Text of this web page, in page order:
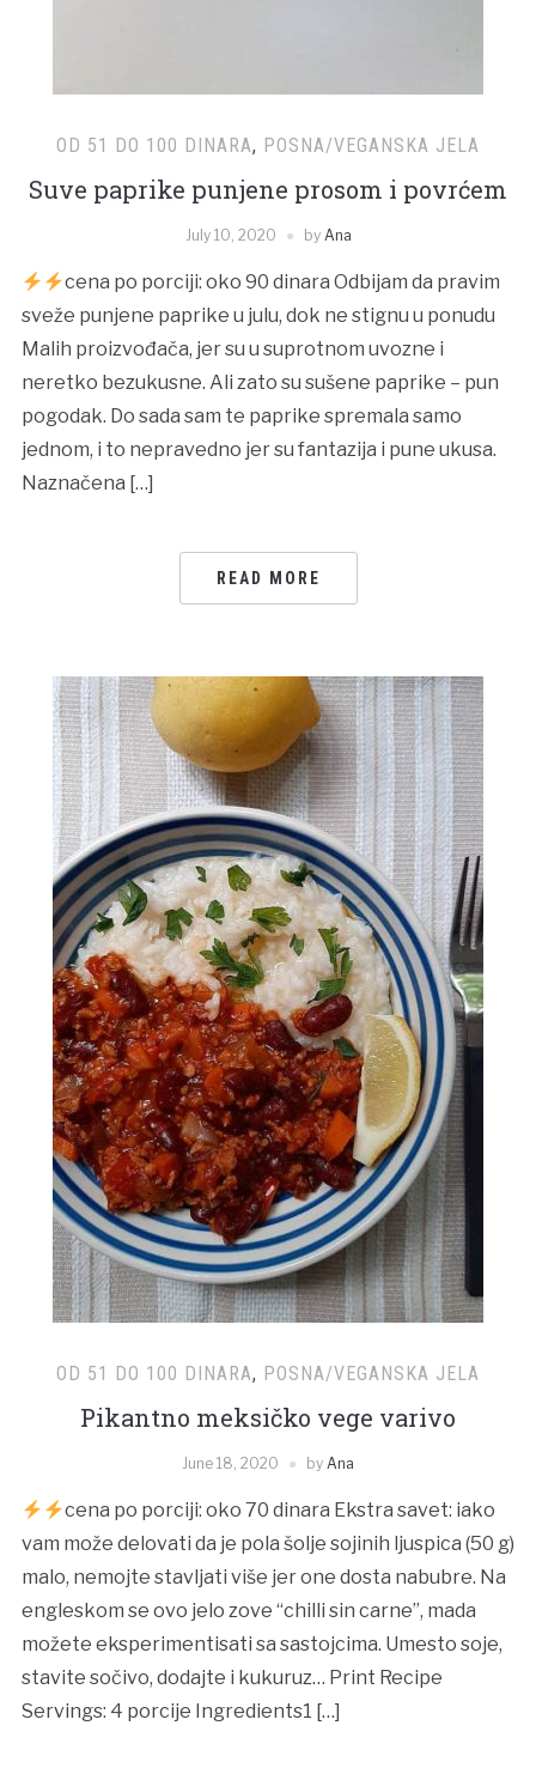
OD 51 DO 100 DINARA, POSNA/VEGANSKA JELA
Suve paprike punjene prosom i povrćem
July 10, 2020 by Ana
cena po porciji: oko 90 dinara Odbijam da pravim
sveže punjene paprike u julu, dok ne stignu u ponudu
Malih proizvođača, jer su u suprotnom uvozne i
neretko bezukusne. Ali zato su sušene paprike – pun
pogodak. Do sada sam te paprike spremala samo
jednom, i to nepravedno jer su fantazija i pune ukusa.
Naznačena […]
READ MORE
OD 51 DO 100 DINARA, POSNA/VEGANSKA JELA
Pikantno meksičko vege varivo
June 18, 2020 by Ana
cena po porciji: oko 70 dinara Ekstra savet: iako
vam može delovati da je pola šolje sojinih ljuspica (50 g)
malo, nemojte stavljati više jer one dosta nabubre. Na
engleskom se ovo jelo zove “chilli sin carne”, mada
možete eksperimentisati sa sastojcima. Umesto soje,
stavite sočivo, dodajte i kukuruz… Print Recipe
Servings: 4 porcije Ingredients1 […]